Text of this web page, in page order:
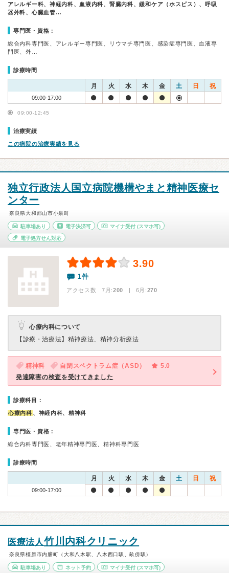
アレルギー科、神経内科、血液内科、腎臓内科、緩和ケア（ホスピス）、呼吸
器外科、心臓血管…
専門医・資格：
総合内科専門医、アレルギー専門医、リウマチ専門医、感染症専門医、血液専
門医、外…
診療時間
月 火 水 木 金 土 日 祝
09:00-17:00
09:00-12:45
治療実績
この病院の治療実績を見る
独立行政法人国立病院機構やまと精神医療セ
ンター
奈良県大和郡山市小泉町
駐車場あり 電子決済可 マイナ受付 (スマホ可)
電子処方せん対応
3.90
1件
アクセス数 7月:200 | 6月:270
心療内科について
【診療・治療法】 精神療法、精神分析療法
精神科 自閉スペクトラム症（ASD）
5.0
発達障害の検査を受けてきました
診療科目：
心療内科 、神経内科、精神科
専門医・資格：
総合内科専門医、老年精神専門医、精神科専門医
診療時間
月 火 水 木 金 土 日 祝
09:00-17:00
医療法人竹川内科クリニック
奈良県橿原市内膳町（大和八木駅、八木西口駅、畝傍駅）
駐車場あり ネット予約 マイナ受付 (スマホ可)